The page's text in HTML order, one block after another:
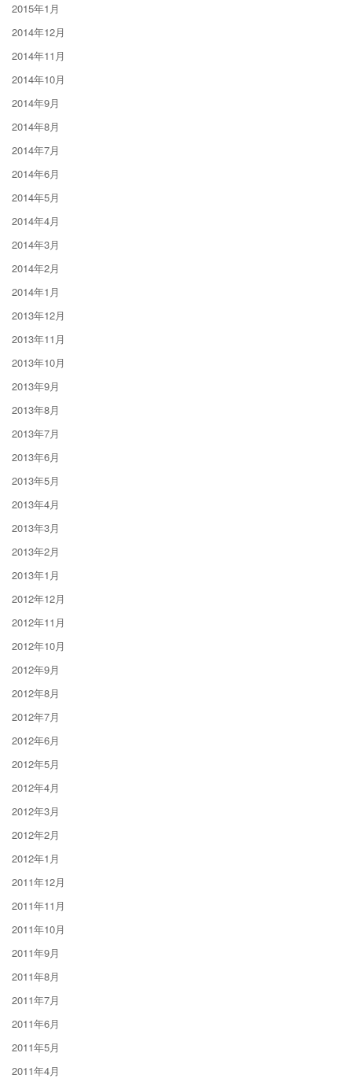
2015年1月
2014年12月
2014年11月
2014年10月
2014年9月
2014年8月
2014年7月
2014年6月
2014年5月
2014年4月
2014年3月
2014年2月
2014年1月
2013年12月
2013年11月
2013年10月
2013年9月
2013年8月
2013年7月
2013年6月
2013年5月
2013年4月
2013年3月
2013年2月
2013年1月
2012年12月
2012年11月
2012年10月
2012年9月
2012年8月
2012年7月
2012年6月
2012年5月
2012年4月
2012年3月
2012年2月
2012年1月
2011年12月
2011年11月
2011年10月
2011年9月
2011年8月
2011年7月
2011年6月
2011年5月
2011年4月